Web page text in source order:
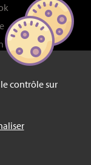
contrôle sur